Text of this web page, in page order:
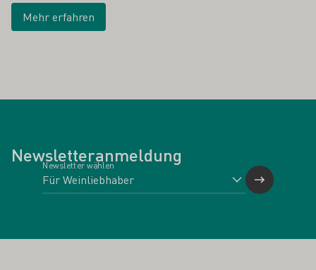
Mehr erfahren
Newsletteranmeldung
Newsletter wählen